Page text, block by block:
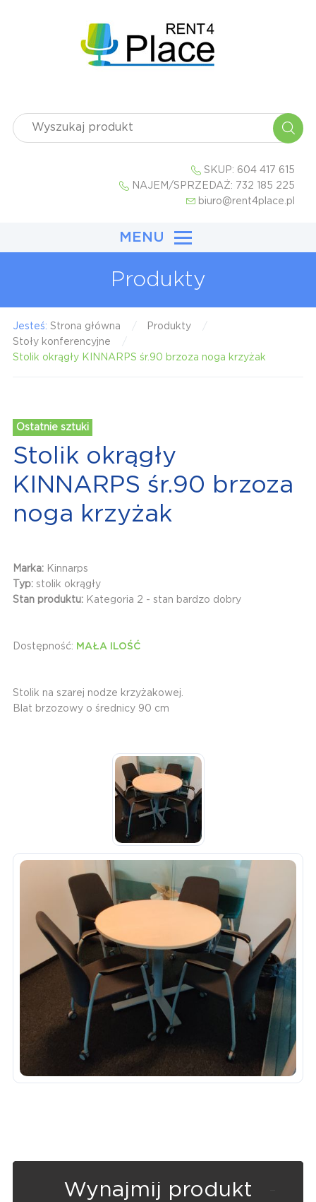
SKUP: 604 417 615
NAJEM/SPRZEDAŻ: 732 185 225
biuro@rent4place.pl
MENU
Produkty
Jesteś: Strona główna
Produkty
Stoły konferencyjne
Stolik okrągły KINNARPS śr.90 brzoza noga krzyżak
Ostatnie sztuki
Stolik okrągły
KINNARPS śr.90 brzoza
noga krzyżak
Marka: Kinnarps
Typ: stolik okrągły
Stan produktu: Kategoria 2 - stan bardzo dobry
Dostępność: MAŁA ILOŚĆ
Stolik na szarej nodze krzyżakowej.
Blat brzozowy o średnicy 90 cm
Wynajmij produkt